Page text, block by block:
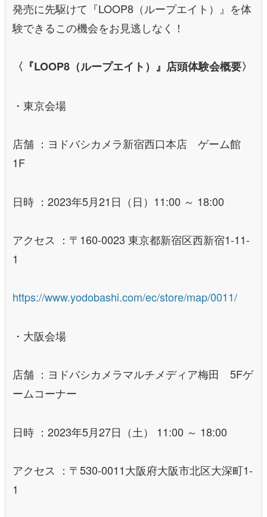
発売に先駆けて『LOOP8（ループエイト）』を体
験できるこの機会をお見逃しなく！
〈『LOOP8（ループエイト）』店頭体験会概要〉
・東京会場
店舗 ：ヨドバシカメラ新宿西口本店 ゲーム館
1F
日時 ：2023年5月21日（日）11:00 ～ 18:00
アクセス ：〒160-0023 東京都新宿区西新宿1-11-
1
https://www.yodobashi.com/ec/store/map/0011/
・大阪会場
店舗 ：ヨドバシカメラマルチメディア梅田 5Fゲ
ームコーナー
日時 ：2023年5月27日（土） 11:00 ～ 18:00
アクセス ：〒530-0011大阪府大阪市北区大深町1-
1